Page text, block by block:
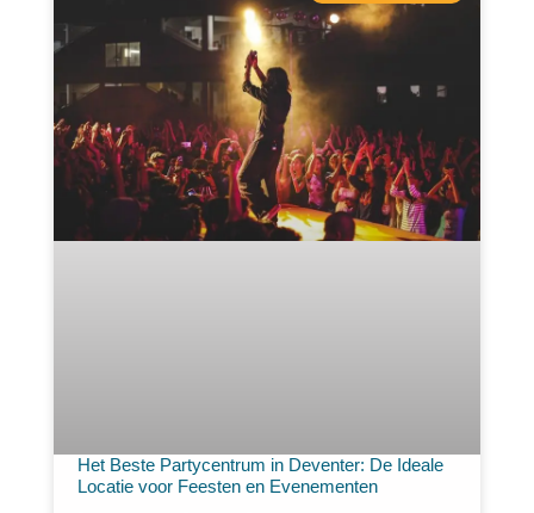
Het Beste Partycentrum in Deventer: De Ideale
Locatie voor Feesten en Evenementen